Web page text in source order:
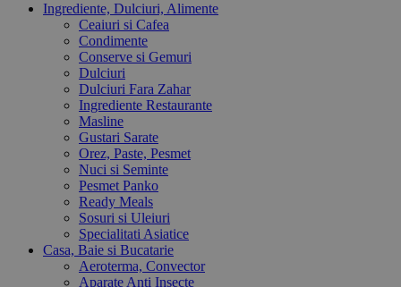
Ingrediente, Dulciuri, Alimente
Ceaiuri si Cafea
Condimente
Conserve si Gemuri
Dulciuri
Dulciuri Fara Zahar
Ingrediente Restaurante
Masline
Gustari Sarate
Orez, Paste, Pesmet
Nuci si Seminte
Pesmet Panko
Ready Meals
Sosuri si Uleiuri
Specialitati Asiatice
Casa, Baie si Bucatarie
Aeroterma, Convector
Aparate Anti Insecte